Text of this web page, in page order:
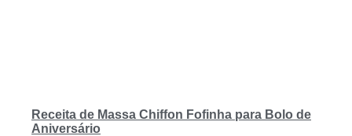
Receita de Massa Chiffon Fofinha para Bolo de
Aniversário